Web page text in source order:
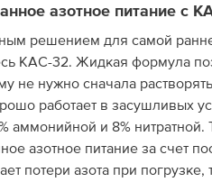
азотное питание с
решением для самой
КАС-32. Жидкая формула
не нужно сначала
работает в засушливых
аммонийной и 8% нитратной.
азотное питание за счет
потери азота при